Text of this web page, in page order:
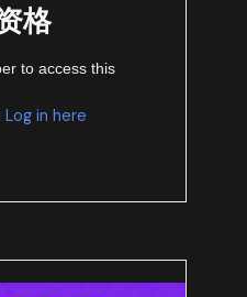
格
to access this
Log in here